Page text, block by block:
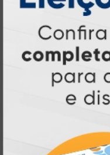
Impressão
Muito antes
impressão
Nascemos
continuamente
produtos
online. Tudo
qualidade e